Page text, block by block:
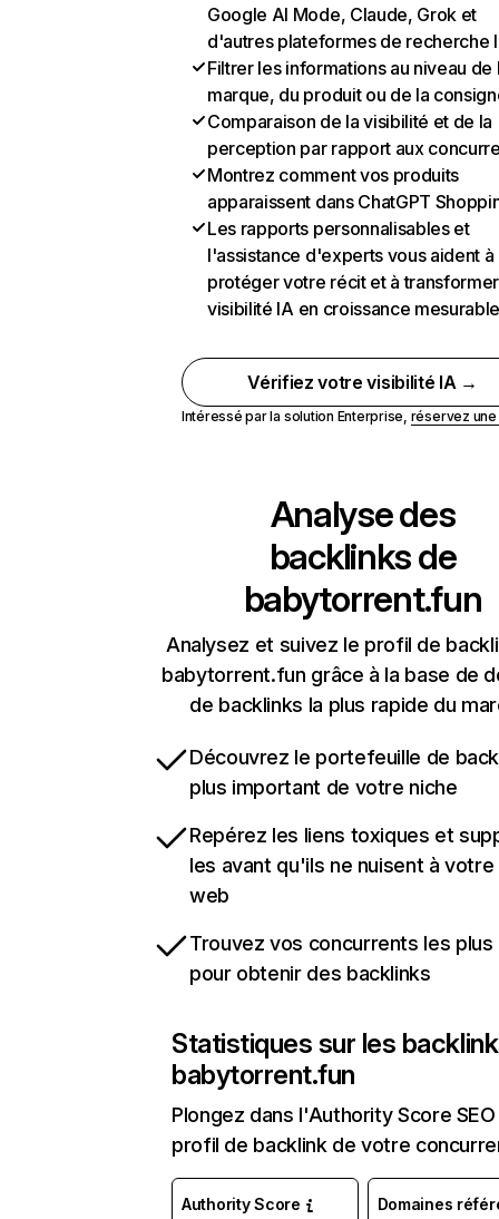
Google AI Mode, Claude, Grok et
d'autres plateformes de recherche
Filtrer les informations au niveau de
marque, du produit ou de la
Comparaison de la visibilité et de la
perception par rapport aux
Montrez comment vos produits
apparaissent dans ChatGPT
Les rapports personnalisables et
l'assistance d'experts vous aident à
protéger votre récit et à
visibilité IA en croissance
Vérifiez votre visibilité IA →
Intéressé par la solution Enterprise, réservez
Analyse des
backlinks de
babytorrent.fun
Analysez et suivez le profil de
babytorrent.fun grâce à la base de
de backlinks la plus rapide du
Découvrez le portefeuille de
plus important de votre niche
Repérez les liens toxiques et
les avant qu'ils ne nuisent à
web
Trouvez vos concurrents les
pour obtenir des backlinks
Statistiques sur les
babytorrent.fun
Plongez dans l'Authority Score
profil de backlink de votre
Authority Score Domaines